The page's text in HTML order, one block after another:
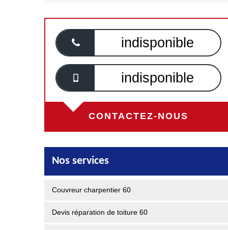
indisponible
indisponible
CONTACTEZ-NOUS
Nos services
Couvreur charpentier 60
Devis réparation de toiture 60